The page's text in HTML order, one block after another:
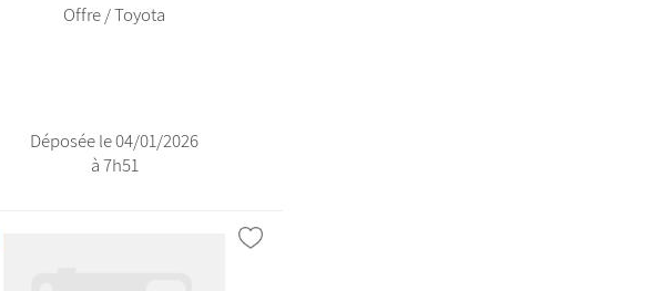
Offre / Toyota
Déposée le 04/01/2026
à 7h51